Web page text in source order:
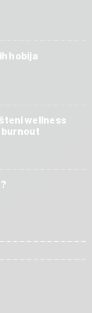
hobija
wellness
burnout